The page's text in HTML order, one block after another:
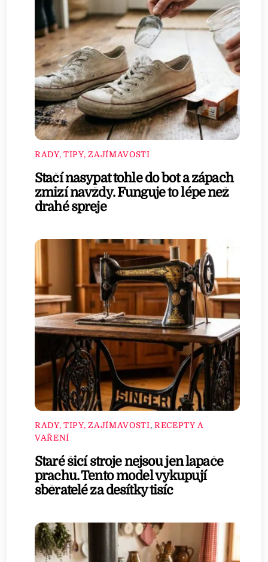
RADY, TIPY, ZAJÍMAVOSTI
Stačí nasypat tohle do bot a zápach
zmizí navždy. Funguje to lépe než
drahé spreje
RADY, TIPY, ZAJÍMAVOSTI, RECEPTY A
VAŘENÍ
Staré šicí stroje nejsou jen lapače
prachu. Tento model vykupují
sběratelé za desítky tisíc